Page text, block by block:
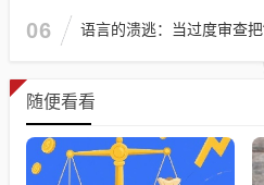
06 语言的溃逃：当过度审查
随便看看